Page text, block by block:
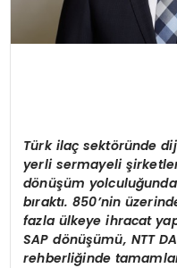
Türk ilaç sektöründe
yerli sermayeli
dönüşüm
bıraktı. 850’nin
fazla ülkeye ihracat
SAP dönüşümü, NTT
rehberliğinde